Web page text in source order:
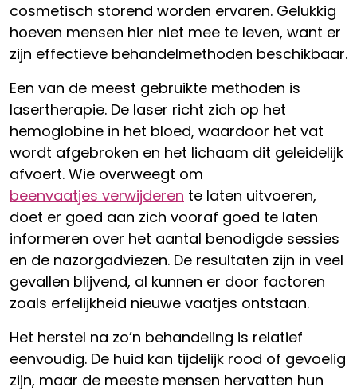
cosmetisch storend worden ervaren. Gelukkig
hoeven mensen hier niet mee te leven, want er
zijn effectieve behandelmethoden beschikbaar.
Een van de meest gebruikte methoden is
lasertherapie. De laser richt zich op het
hemoglobine in het bloed, waardoor het vat
wordt afgebroken en het lichaam dit geleidelijk
afvoert. Wie overweegt om
beenvaatjes verwijderen te laten uitvoeren,
doet er goed aan zich vooraf goed te laten
informeren over het aantal benodigde sessies
en de nazorgadviezen. De resultaten zijn in veel
gevallen blijvend, al kunnen er door factoren
zoals erfelijkheid nieuwe vaatjes ontstaan.
Het herstel na zo’n behandeling is relatief
eenvoudig. De huid kan tijdelijk rood of gevoelig
zijn, maar de meeste mensen hervatten hun